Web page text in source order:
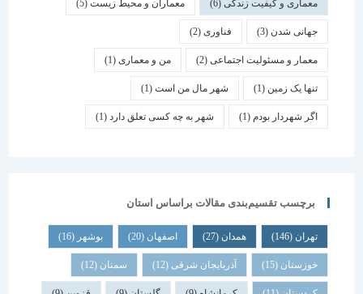
معماری و کیفیت زندگی(6) معماران و محیط زیست(5)
جهانی شدن(3) فناوری (2)
معمار و مسئولیت اجتماعی (2) من و معماری (1)
تنها یک زمین(1) شهر مال من است(1)
اگر شهردار بودم (1) شهر به چه کسی تعلق دارد(1)
برچسب تقسیم‌بندی مقالات براساس استان
همدان اصفهان (20) بوشهر
خوزستان(15) آذربایجان شرقی(12) سمنان (12)